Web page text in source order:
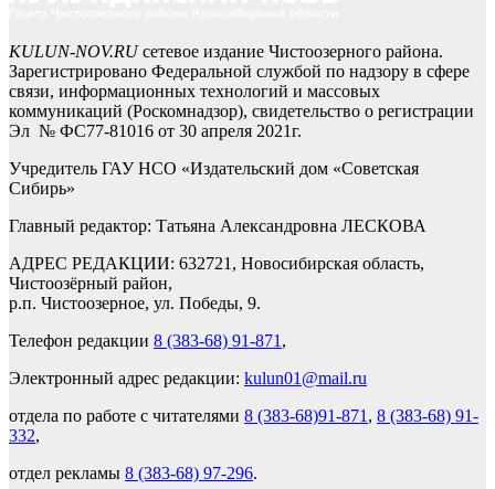
KULUN-NOV.RUсетевое издание Чистоозерного района.
Зарегистрировано Федеральной службой по надзору в сфере
связи, информационных технологий и массовых
коммуникаций (Роскомнадзор), свидетельство о регистрации
Эл № ФС77-81016 от 30 апреля 2021г.
Учредитель ГАУ НСО «Издательский дом «Советская
Сибирь»
Главный редактор: Татьяна Александровна ЛЕСКОВА
АДРЕС РЕДАКЦИИ: 632721, Новосибирская область,
Чистоозёрный район,
р.п. Чистоозерное, ул. Победы, 9.
Телефон редакции 8 (383-68) 91-871 ,
Электронный адрес редакции: kulun01@mail.ru
отдела по работе с читателями 8 (383-68)91-871 , 8 (383-68) 91-
332,
отдел рекламы 8 (383-68) 97-296.